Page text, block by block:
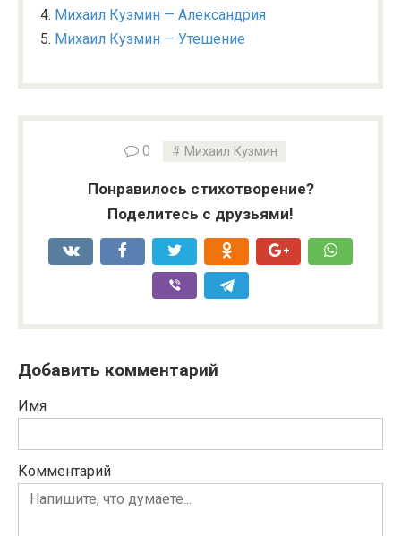
Михаил Кузмин — Александрия
Михаил Кузмин — Утешение
0 Михаил Кузмин
Понравилось стихотворение?
Поделитесь с друзьями!
Добавить комментарий
Имя
Комментарий